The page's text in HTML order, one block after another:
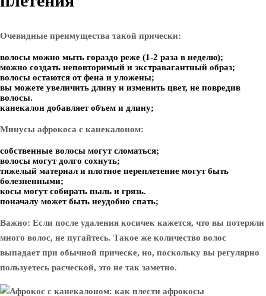
Очевидные преимущества такой прически:
волосы можно мыть гораздо реже (1-2 раза в неделю);
можно создать неповторимый и экстравагантный образ;
волосы остаются от фена и уложены;
вы можете увеличить длину и изменить цвет, не повредив
волосы.
канекалон добавляет объем и длину;
Минусы афрокоса с канекалоном:
собственные волосы могут сломаться;
волосы могут долго сохнуть;
тяжелый материал и плотное переплетение могут быть
болезненными;
косы могут собирать пыль и грязь.
поначалу может быть неудобно спать;
Важно: Если после удаления косичек кажется, что вы потеряли
много волос, не пугайтесь. Такое же количество волос
выпадает при обычной прическе, но, поскольку вы регулярно
пользуетесь расческой, это не так заметно.